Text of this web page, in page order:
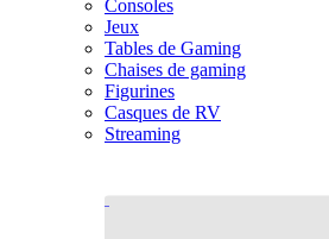
Consoles
Jeux
Tables de Gaming
Chaises de gaming
Figurines
Casques de RV
Streaming